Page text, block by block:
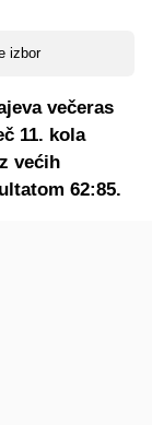
izbor
večeras
11. kola
većih
62:85.